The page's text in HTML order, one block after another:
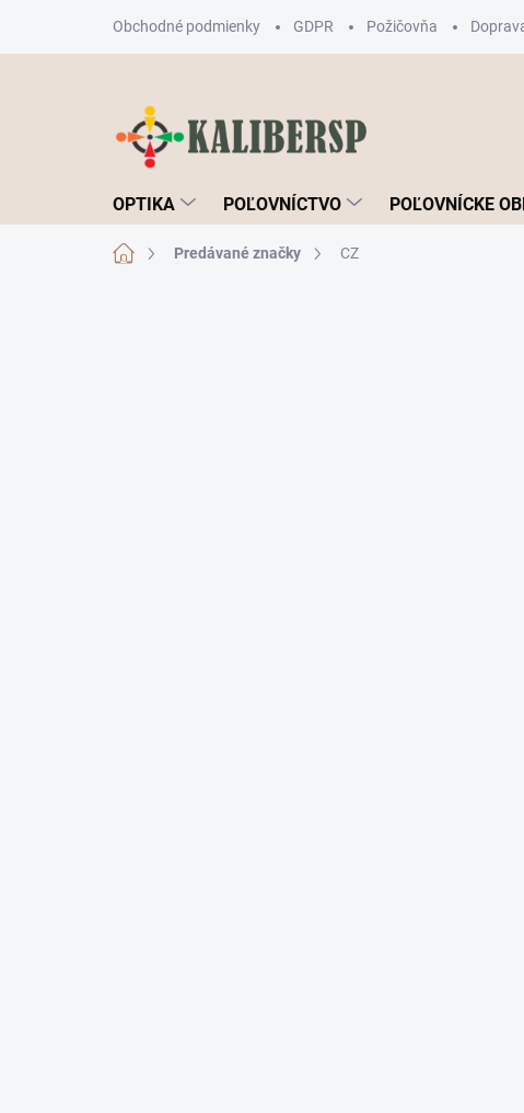
obsah
Obchodné podmienky GDPR Požičovňa
OPTIKA POĽOVNÍCTVO POĽOVNÍCKE
DomovPredávané značky CZ